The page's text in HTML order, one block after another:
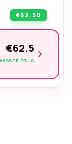
€62.50
€62.5
PRIJS chevron_right